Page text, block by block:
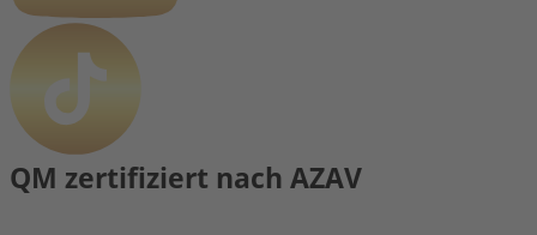
QM zertifiziert nach AZAV